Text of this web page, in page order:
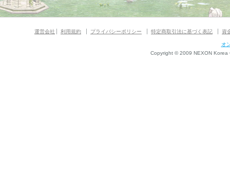
運営会社 利用規約 プライバシーポリシー 特定商取引法に基づく表記 資
オ
Copyright © 2009 NEXON Korea